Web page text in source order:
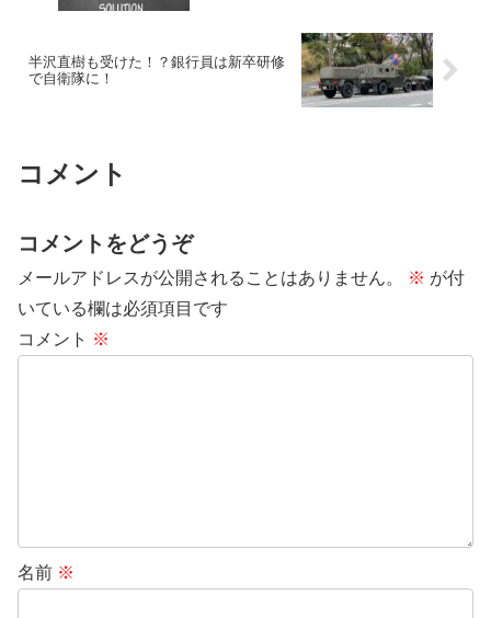
半沢直樹も受けた！？銀行員は新卒研修
で自衛隊に！
コメント
コメントをどうぞ
メールアドレスが公開されることはありません。 ※ が付
いている欄は必須項目です
コメント ※
名前 ※